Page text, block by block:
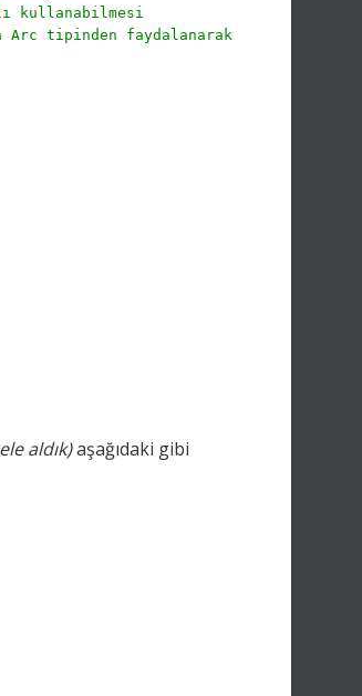
kullanabilmesi
Arc tipinden faydalanarak sağladık.
aldık)aşağıdaki gibi